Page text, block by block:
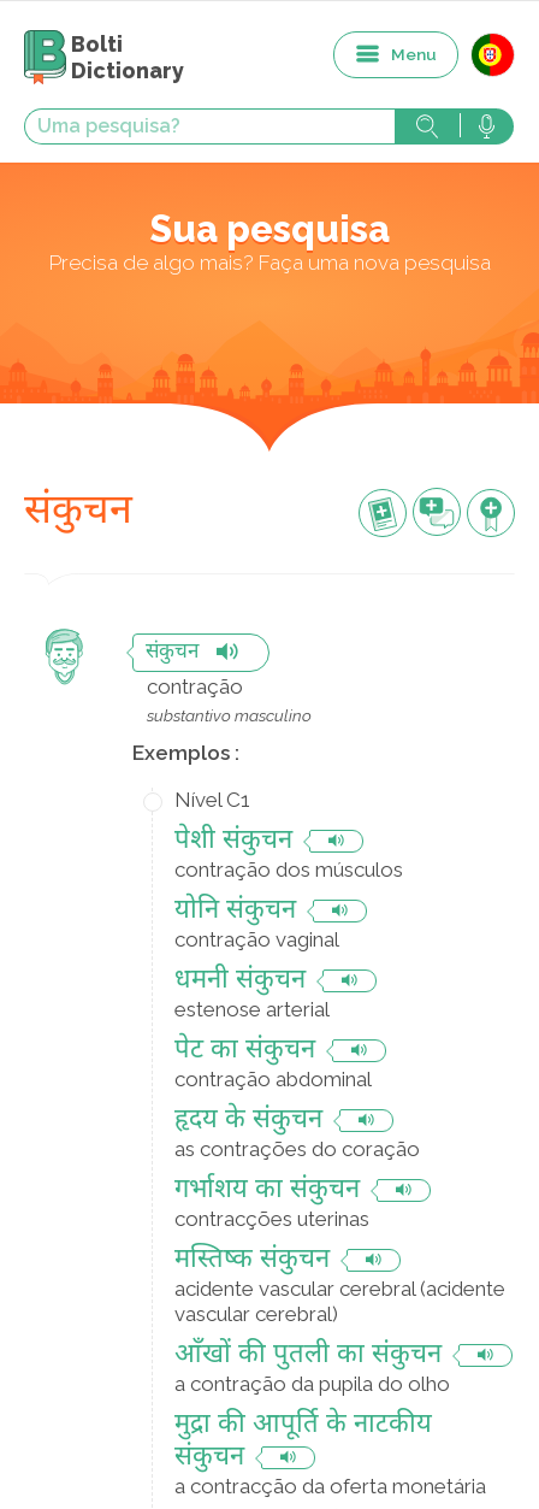
Bolti
Dictionary
Menu
Sua pesquisa
Precisa de algo mais? Faça uma nova pesquisa
संकुचन
संकुचन
contração
substantivo masculino
Exemplos :
Nível C1
पेशी संकुचन
contração dos músculos
योनि संकुचन
contração vaginal
धमनी संकुचन
estenose arterial
पेट का संकुचन
contração abdominal
हृदय के संकुचन
as contrações do coração
गर्भाशय का संकुचन
contracções uterinas
मस्तिष्क संकुचन
acidente vascular cerebral (acidente
vascular cerebral)
आँखों की पुतली का संकुचन
a contração da pupila do olho
मुद्रा की आपूर्ति के नाटकीय
संकुचन
a contracção da oferta monetária